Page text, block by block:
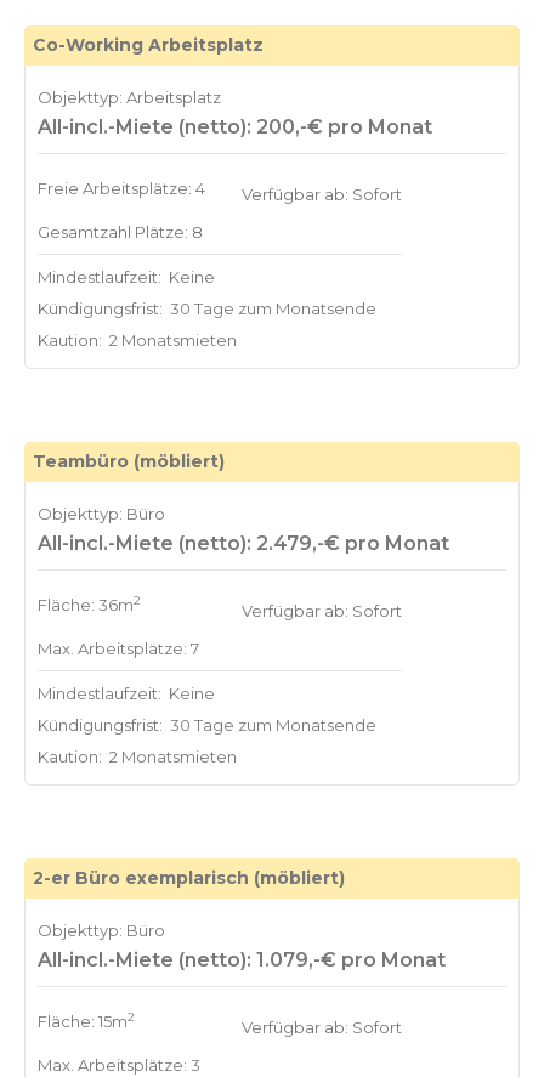
Co-Working Arbeitsplatz
Objekttyp: Arbeitsplatz
All-incl.-Miete (netto): 200,-€ pro Monat
Freie Arbeitsplätze: 4
Gesamtzahl Plätze: 8
Verfügbar ab: Sofort
Mindestlaufzeit: Keine
Kündigungsfrist: 30 Tage zum Monatsende
Kaution: 2 Monatsmieten
Teambüro (möbliert)
Objekttyp: Büro
All-incl.-Miete (netto): 2.479,-€ pro Monat
Fläche: 36m2
Max. Arbeitsplätze: 7
Verfügbar ab: Sofort
Mindestlaufzeit: Keine
Kündigungsfrist: 30 Tage zum Monatsende
Kaution: 2 Monatsmieten
2-er Büro exemplarisch (möbliert)
Objekttyp: Büro
All-incl.-Miete (netto): 1.079,-€ pro Monat
Fläche: 15m2
Max. Arbeitsplätze: 3
Verfügbar ab: Sofort